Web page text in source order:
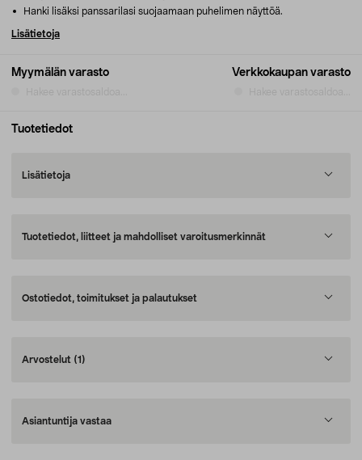
Myymälän varasto Verkkokaupan varasto
Hanki lisäksi panssarilasi suojaamaan puhelimen näyttöä.
Lisätietoja
Tuotetiedot
Lisätietoja
Tuotetiedot, liitteet ja mahdolliset varoitusmerkinnät
Ostotiedot, toimitukset ja palautukset
Arvostelut (1)
Asiantuntija vastaa